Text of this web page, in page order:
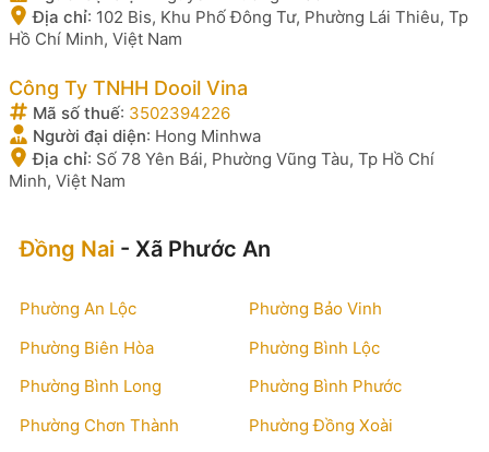
Địa chỉ: 102 Bis, Khu Phố Đông Tư, Phường Lái Thiêu, Tp
Hồ Chí Minh, Việt Nam
Công Ty TNHH Dooil Vina
Mã số thuế: 3502394226
Người đại diện: Hong Minhwa
Địa chỉ: Số 78 Yên Bái, Phường Vũng Tàu, Tp Hồ Chí
Minh, Việt Nam
Đồng Nai - Xã Phước An
Phường An Lộc
Phường Bảo Vinh
Phường Biên Hòa
Phường Bình Lộc
Phường Bình Long
Phường Bình Phước
Phường Chơn Thành
Phường Đồng Xoài